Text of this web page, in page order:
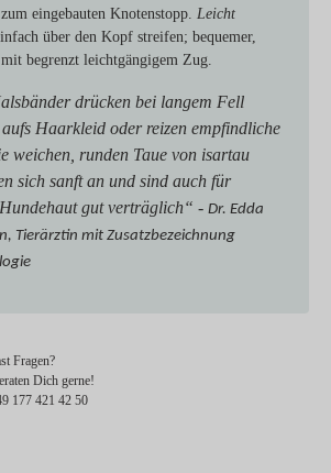
eingebauten Knotenstopp. Leicht
über den Kopf streifen; bequemer,
begrenzt leichtgängigem Zug.
drücken bei langem Fell
Haarkleid oder reizen empfindliche
weichen, runden Taue von isartau
sich sanft an und sind auch für
gut verträglich“ - Dr. Edda
Tierärztin mit Zusatzbezeichnung
Fragen?
Dich gerne!
177 421 42 50